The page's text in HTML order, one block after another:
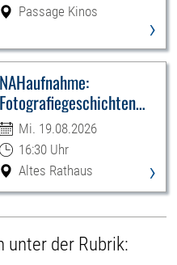
Passage Kinos
›
NAHaufnahme:
Fotografiegeschichten
Leipzigs
Mi. 19.08.2026
16:30 Uhr
Altes Rathaus
›
unter der Rubrik: